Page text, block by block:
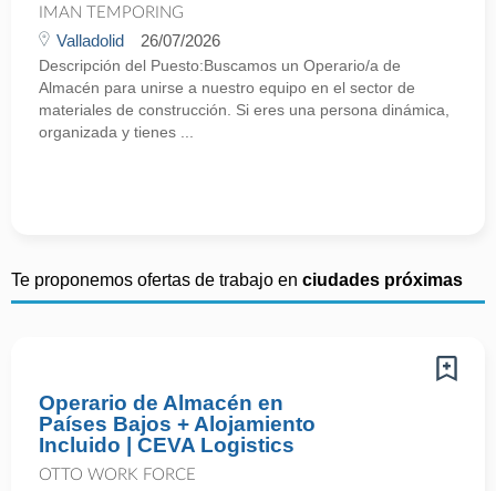
IMAN TEMPORING
Valladolid 26/07/2026
Descripción del Puesto:Buscamos un Operario/a de
Almacén para unirse a nuestro equipo en el sector de
materiales de construcción. Si eres una persona dinámica,
organizada y tienes ...
Te proponemos ofertas de trabajo en ciudades próximas
Operario de Almacén en
Países Bajos + Alojamiento
Incluido | CEVA Logistics
OTTO WORK FORCE